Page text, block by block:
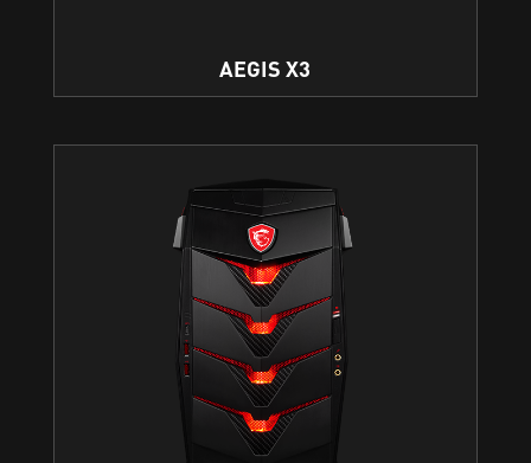
AEGIS X3